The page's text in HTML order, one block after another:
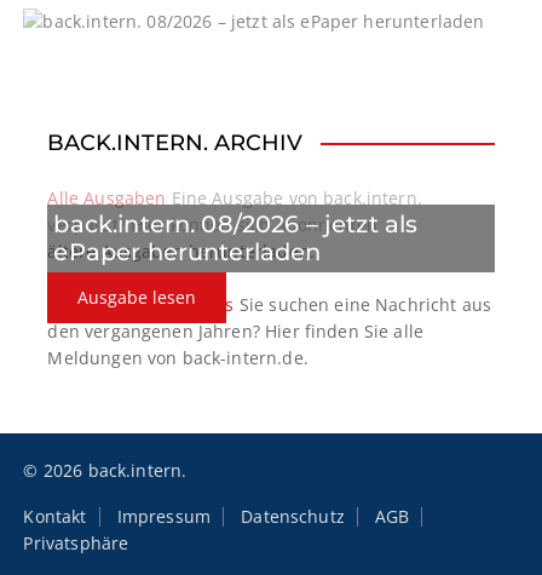
back.intern. 08/2026 – jetzt als
ePaper herunterladen
Ausgabe lesen
BACK.INTERN. ARCHIV
Alle Ausgaben Eine Ausgabe von back.intern.
verpasst? Hier können sich Abonnenten
ältere Ausgaben herunterladen.
back.intern. Top-News Sie suchen eine Nachricht aus
den vergangenen Jahren? Hier finden Sie alle
Meldungen von back-intern.de.
© 2026 back.intern.
Kontakt
Impressum Datenschutz
AGB
Privatsphäre